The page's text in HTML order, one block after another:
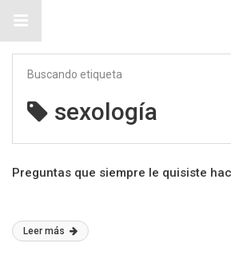
Buscando etiqueta
sexología
Preguntas que siempre le quisiste
Leer más